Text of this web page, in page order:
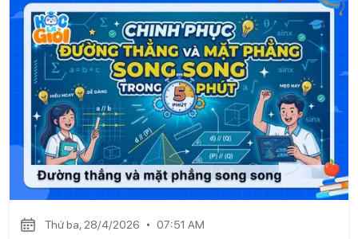
Giỏi mang đến cho bạn một cách tiếp cận mới mẻ, giúp bạn
hiểu rõ bản chất của hai mặt phẳng song song thay, từ đó
học nhanh hơn và vận dụng chính xác hơn trong từng dạng
bài.
Thứ ba, 28/4/2026 07:51 AM